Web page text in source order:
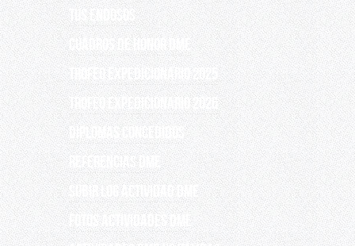
TUS ENDOSOS
CUADROS DE HONOR DME
TROFEO EXPEDICIONARIO 2025
TROFEO EXPEDICIONARIO 2026
DIPLOMAS CONCEDIDOS
REFERENCIAS DME
SUBIR LOG ACTIVIDAD DME
FOTOS ACTIVIDADES DME